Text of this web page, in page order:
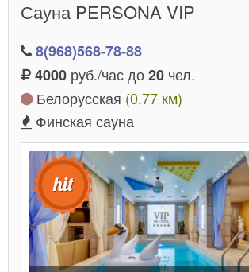
Сауна PERSONA VIP
8(968)568-78-88
4000 руб./час до20 чел.
Белорусская (0.77 км)
Финская сауна